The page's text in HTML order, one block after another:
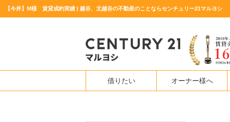
【今井】M様 賃貸成約実績 | 越谷、北越谷の不動産のことならセンチュリー21マルヨシ
借りたい オーナー様へ